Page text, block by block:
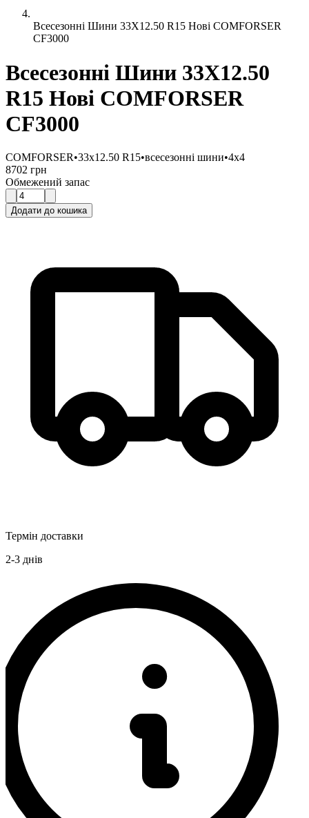
Всесезонні Шини 33X12.50 R15 Нові COMFORSER
CF3000
Всесезонні Шини 33X12.50
R15 Нові COMFORSER
CF3000
COMFORSER•33x12.50 R15•всесезонні шини•4x4
8702 грн
Обмежений запас
Додати до кошика
Термін доставки
2-3 днів